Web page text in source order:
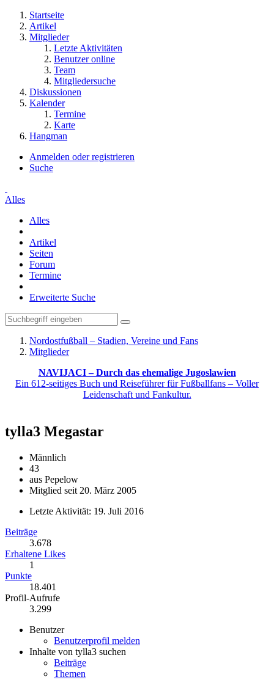
Startseite
Artikel
Mitglieder
Letzte Aktivitäten
Benutzer online
Team
Mitgliedersuche
Diskussionen
Kalender
Termine
Karte
Hangman
Anmelden oder registrieren
Suche
Alles
Alles
Artikel
Seiten
Forum
Termine
Erweiterte Suche
Nordostfußball – Stadien, Vereine und Fans
Mitglieder
NAVIJACI – Durch das ehemalige Jugoslawien
Ein 612-seitiges Buch und Reiseführer für Fußballfans – Voller
Leidenschaft und Fankultur.
tylla3 Megastar
Männlich
43
aus Pepelow
Mitglied seit 20. März 2005
Letzte Aktivität: 19. Juli 2016
Beiträge
3.678
Erhaltene Likes
1
Punkte
18.401
Profil-Aufrufe
3.299
Benutzer
Benutzerprofil melden
Inhalte von tylla3 suchen
Beiträge
Themen